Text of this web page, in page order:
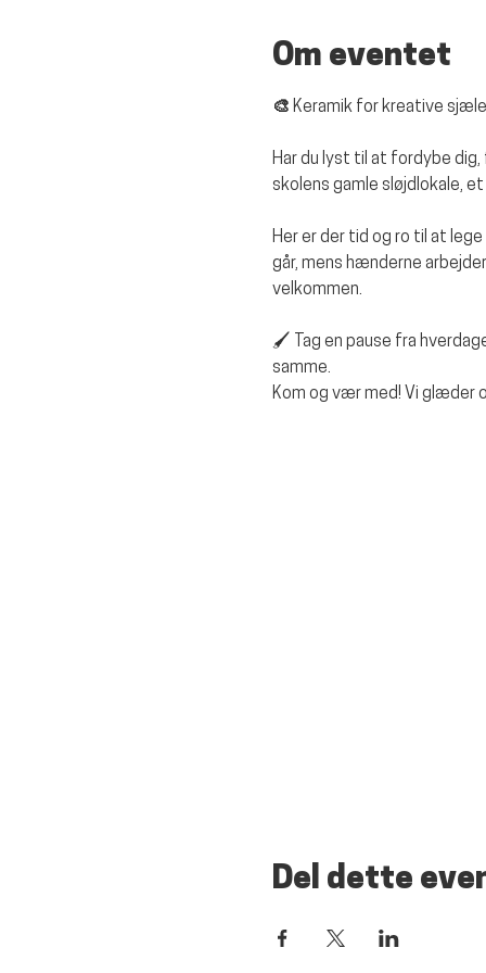
Om eventet
🎨 Keramik for kreative
Har du lyst til at fordybe
skolens gamle sløjdlokale,
Her er der tid og ro til at
går, mens hænderne
velkommen.
🖌️ Tag en pause fra
samme.
Kom og vær med! Vi glæder
Del dette